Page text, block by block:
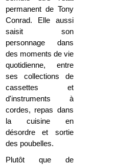
permanent de Tony
Conrad. Elle aussi
saisit son
personnage dans
des moments de vie
quotidienne, entre
ses collections de
cassettes et
d'instruments à
cordes, repas dans
la cuisine en
désordre et sortie
des poubelles.
Plutôt que de